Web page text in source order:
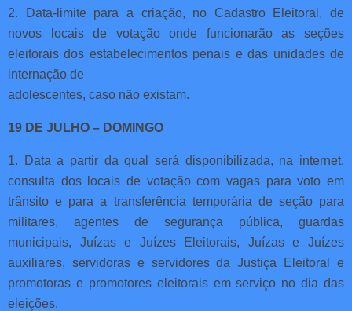
2. Data-limite para a criação, no Cadastro Eleitoral, de
novos locais de votação onde funcionarão as seções
eleitorais dos estabelecimentos penais e das unidades de
internação de
adolescentes, caso não existam.
19 DE JULHO – DOMINGO
1. Data a partir da qual será disponibilizada, na internet,
consulta dos locais de votação com vagas para voto em
trânsito e para a transferência temporária de seção para
militares, agentes de segurança pública, guardas
municipais, Juízas e Juízes Eleitorais, Juízas e Juízes
auxiliares, servidoras e servidores da Justiça Eleitoral e
promotoras e promotores eleitorais em serviço no dia das
eleições.